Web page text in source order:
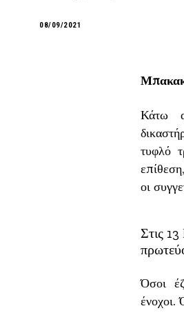
08/09/2021
Κάτω
τυφλό
οι
Στις
Όσοι
ένοχοι.